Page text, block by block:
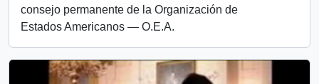
consejo permanente de la Organización de
Estados Americanos — O.E.A.